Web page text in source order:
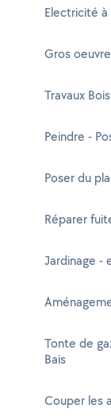
Electricité à
Gros
Travaux
Peindre -
Poser du
Réparer
Jardinage -
Tonte de
Bais
Couper les